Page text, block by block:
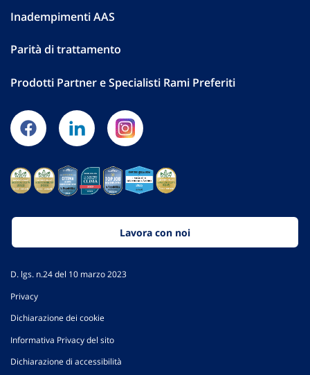
Inadempimenti AAS
Parità di trattamento
Prodotti Partner e Specialisti Rami Preferiti
Lavora con noi
D. lgs. n.24 del 10 marzo 2023
Privacy
Dichiarazione dei cookie
Informativa Privacy del sito
Dichiarazione di accessibilità